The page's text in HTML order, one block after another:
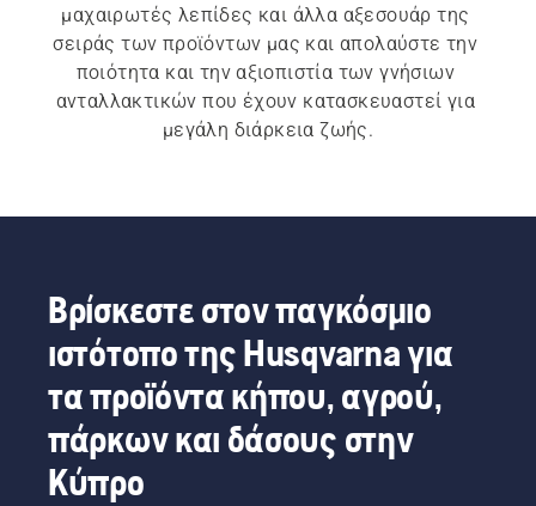
μαχαιρωτές λεπίδες και άλλα αξεσουάρ της
σειράς των προϊόντων μας και απολαύστε την
ποιότητα και την αξιοπιστία των γνήσιων
ανταλλακτικών που έχουν κατασκευαστεί για
μεγάλη διάρκεια ζωής.
Βρίσκεστε στον παγκόσμιο
ιστότοπο της Husqvarna για
τα προϊόντα κήπου, αγρού,
πάρκων και δάσους στην
Κύπρο